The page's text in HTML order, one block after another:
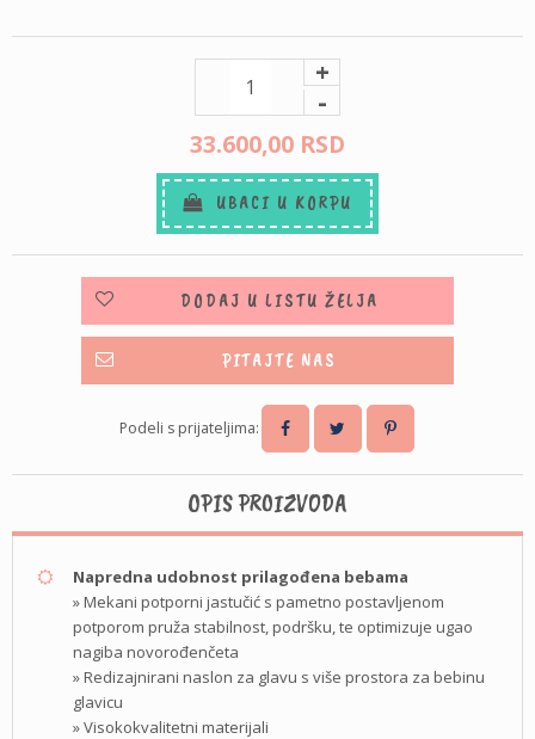
+
-
33.600,00 RSD
UBACI U KORPU
DODAJ U LISTU ŽELJA
PITAJTE NAS
Podeli s prijateljima:
OPIS PROIZVODA
Napredna udobnost prilagođena bebama
» Mekani potporni jastučić s pametno postavljenom
potporom pruža stabilnost, podršku, te optimizuje ugao
nagiba novorođenčeta
» Redizajnirani naslon za glavu s više prostora za bebinu
glavicu
» Visokokvalitetni materijali